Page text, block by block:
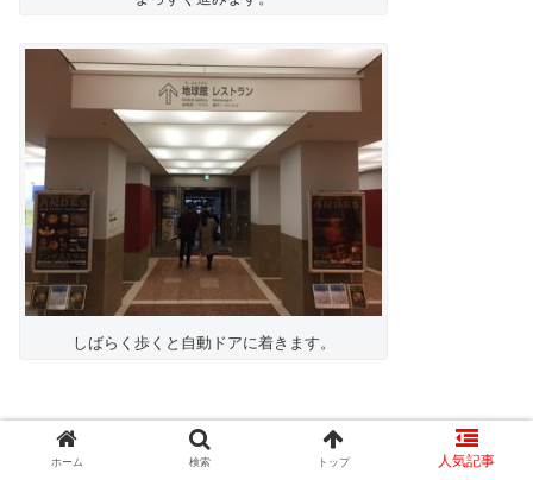
しばらく歩くと自動ドアに着きます。
[aside]
ホーム 検索 トップ